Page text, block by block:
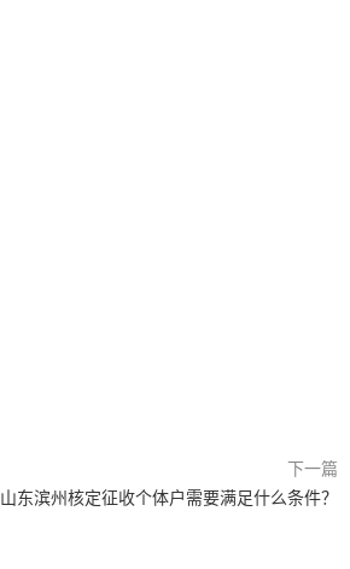
下一篇
山东滨州核定征收个体户需要满足什么条件？